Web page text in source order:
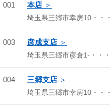
001 本店
埼玉県三郷市幸房10・・・
003 彦成支店
埼玉県三郷市彦倉1-・・・
004 三郷支店
埼玉県三郷市幸房10・・・